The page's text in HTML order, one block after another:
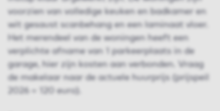
voorzien van volledige keuken en badkamer en
wit gesaust scanbehang en een laminaat vloer.
Het merendeel van de woningen heeft een
verplichte afname van 1 parkeerplaats in de
garage, hier zijn kosten aan verbonden. Vraag
de makelaar naar de actuele huurprijs (prijspeil
2026 = 120 euro).